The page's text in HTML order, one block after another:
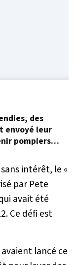
des
envoyé leur
pompiers
intérêt, le «
par Pete
avait été
Ce défi est
lancé ce